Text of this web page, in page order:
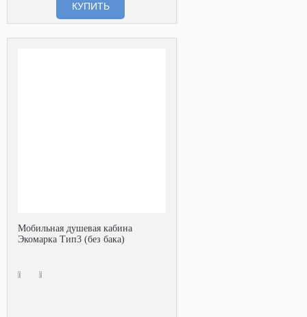
КУПИТЬ
Мобильная душевая кабина
Экомарка Тип3 (без бака)